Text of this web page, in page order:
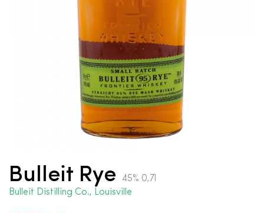
Bulleit Rye
45% 0,7l
Bulleit Distilling Co., Louisville